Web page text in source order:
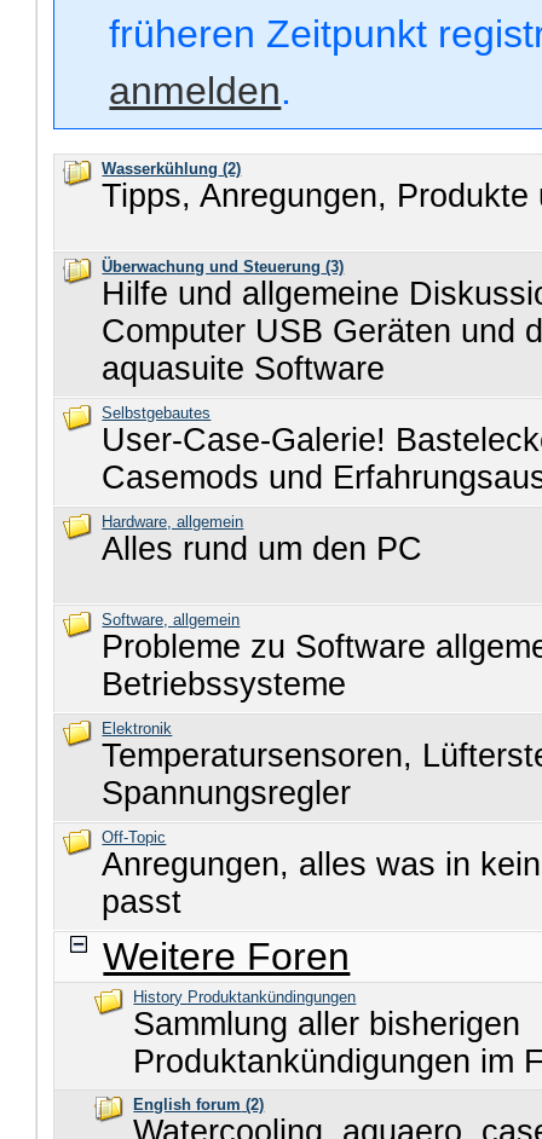
früheren Zeitpunkt
anmelden.
Wasserkühlung (2)
Tipps, Anregungen, Produkte
Überwachung und Steuerung (3)
Hilfe und allgemeine
Computer USB Geräten und
aquasuite Software
Selbstgebautes
User-Case-Galerie!
Casemods und
Hardware, allgemein
Alles rund um den PC
Software, allgemein
Probleme zu Software
Betriebssysteme
Elektronik
Temperatursensoren,
Spannungsregler
Off-Topic
Anregungen, alles was in
passt
Weitere Foren
History Produktankündingungen
Sammlung aller bisherigen
Produktankündigungen im
English forum (2)
Watercooling, aquaero,